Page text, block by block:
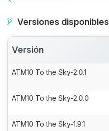
Versiones disponibles
Versión
ATM10 To the Sky-2.0.1
ATM10 To the Sky-2.0.0
ATM10 To the Sky-1.9.1